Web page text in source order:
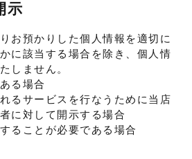
示
お預かりした個人情報を適切に
に該当する場合を除き、個人情
しません。
る場合
るサービスを行なうために当店
に対して開示する場合
ることが必要である場合